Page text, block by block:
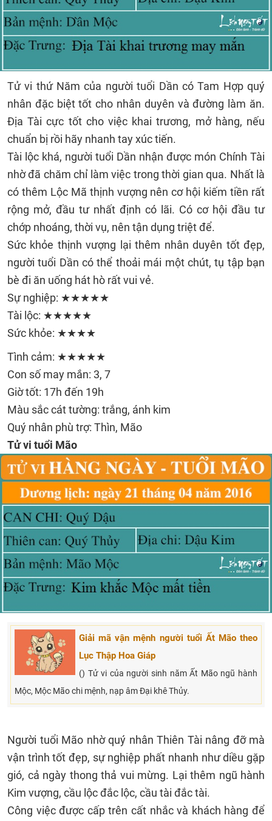
Tử vi thứ Năm của người tuổi Dần có Tam Hợp quý
nhân đặc biệt tốt cho nhân duyên và đường làm ăn.
Địa Tài cực tốt cho việc khai trương, mở hàng, nếu
chuẩn bị rồi hãy nhanh tay xúc tiến.
Tài lộc khá, người tuổi Dần nhận được món Chính Tài
nhờ đã chăm chỉ làm việc trong thời gian qua. Nhất là
có thêm Lộc Mã thịnh vượng nên cơ hội kiếm tiền rất
rộng mở, đầu tư nhất định có lãi. Có cơ hội đầu tư
chớp nhoáng, thời vụ, nên tận dụng triệt để.
Sức khỏe thịnh vượng lại thêm nhân duyên tốt đẹp,
người tuổi Dần có thể thoải mái một chút, tụ tập bạn
bè đi ăn uống hát hò rất vui vẻ.
Sự nghiệp: ★★★★★
Tài lộc: ★★★★★
Sức khỏe: ★★★★
Tình cảm: ★★★★★
Con số may mắn: 3, 7
Giờ tốt: 17h đến 19h
Màu sắc cát tường: trắng, ánh kim
Quý nhân phù trợ: Thìn, Mão
Tử vi tuổi Mão
Giải mã vận mệnh người tuổi Ất Mão theo
Lục Thập Hoa Giáp
() Tử vi của người sinh năm Ất Mão ngũ hành
Mộc, Mộc Mão chi mệnh, nạp âm Đại khê Thủy.
Người tuổi Mão nhờ quý nhân Thiên Tài nâng đỡ mà
vận trình tốt đẹp, sự nghiệp phất nhanh như diều gặp
gió, cả ngày thong thả vui mừng. Lại thêm ngũ hành
Kim vượng, cầu lộc đắc lộc, cầu tài đắc tài.
Công việc được cấp trên cất nhắc và khách hàng để